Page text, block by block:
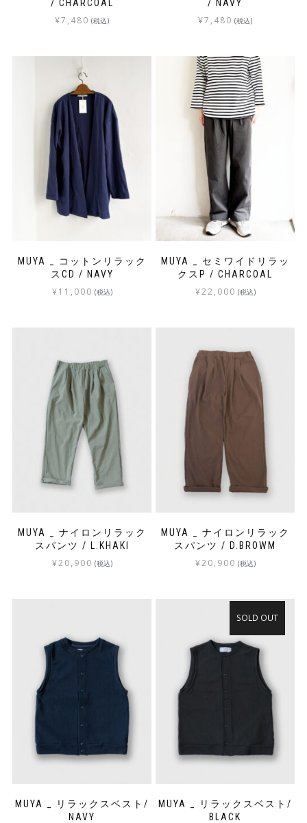
/ CHARCOAL
¥7,480 (税込)
/ NAVY
¥7,480 (税込)
MUYA _ コットンリラック
スCD / NAVY
¥11,000 (税込)
MUYA _ セミワイドリラッ
クスP / CHARCOAL
¥22,000 (税込)
MUYA _ ナイロンリラック
スパンツ / L.KHAKI
¥20,900 (税込)
MUYA _ ナイロンリラック
スパンツ / D.BROWM
¥20,900 (税込)
MUYA _ リラックスベスト/
NAVY
MUYA _ リラックスベスト/
BLACK
SOLD OUT